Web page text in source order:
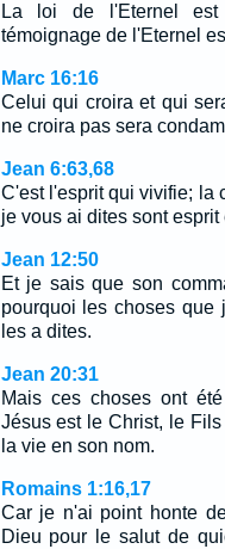
La loi de l'Eternel est
témoignage de l'Eternel
Marc 16:16
Celui qui croira et qui
ne croira pas sera
Jean 6:63,68
C'est l'esprit qui vivifie; la
je vous ai dites sont
Jean 12:50
Et je sais que son
pourquoi les choses
les a dites.
Jean 20:31
Mais ces choses ont
Jésus est le Christ, le
la vie en son nom.
Romains 1:16,17
Car je n'ai point honte
Dieu pour le salut de